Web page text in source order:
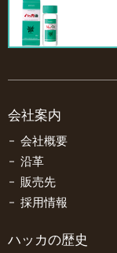
会社案内
会社概要
沿革
販売先
採用情報
ハッカの歴史